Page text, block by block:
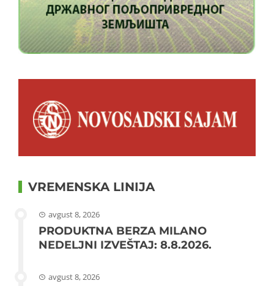
VREMENSKA LINIJA
avgust 8, 2026
PRODUKTNA BERZA MILANO
NEDELJNI IZVEŠTAJ: 8.8.2026.
avgust 8, 2026